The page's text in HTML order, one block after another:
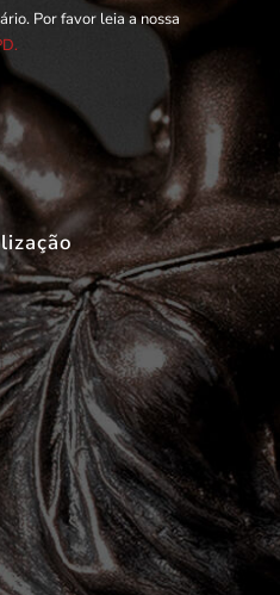
Por favor leia a nossa